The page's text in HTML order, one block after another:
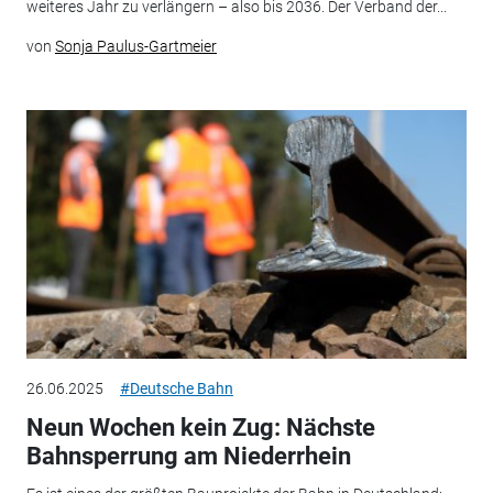
weiteres Jahr zu verlängern – also bis 2036. Der Verband der...
von Sonja Paulus-Gartmeier
26.06.2025 #Deutsche Bahn
Neun Wochen kein Zug: Nächste
Bahnsperrung am Niederrhein